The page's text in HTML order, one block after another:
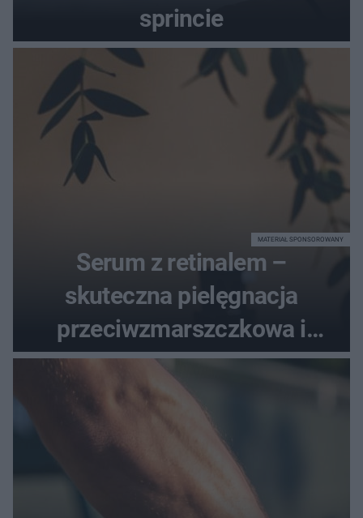
sprincie
Serum z retinalem –
skuteczna pielęgnacja
przeciwzmarszczkowa i
regenerująca
MATERIAŁ SPONSOROWANY